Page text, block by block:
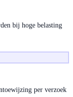
bij hoge belasting
per verzoek